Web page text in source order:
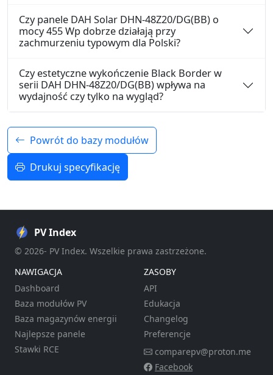
Czy panele DAH Solar DHN-48Z20/DG(BB) o
mocy 455 Wp dobrze działają przy
zachmurzeniu typowym dla Polski?
Czy estetyczne wykończenie Black Border w
serii DAH DHN-48Z20/DG(BB) wpływa na
wydajność czy tylko na wygląd?
Powrót do bazy modułów
Drukuj specyfikację
PV Index
© 2026- PV Index. Wszelkie prawa zastrzeżone.
NAWIGACJA
Dashboard
Baza modułów PV
Baza magazynów energii
Najlepsze panele
Stawki RCE
ZASOBY
API
Edukacja
Changelog
Preferencje
comparepv@proton.me
Facebook